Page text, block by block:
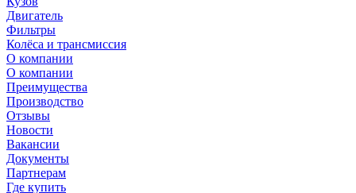
Двигатель
Фильтры
Колёса и трансмиссия
О компании
О компании
Преимущества
Производство
Отзывы
Новости
Вакансии
Документы
Партнерам
Где купить